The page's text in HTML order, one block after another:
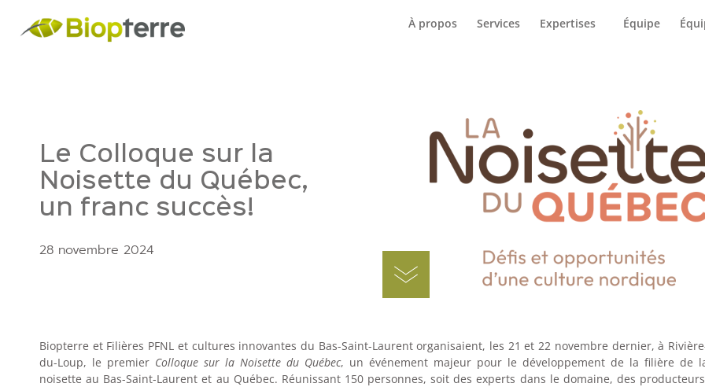
Accueil
À propos Services Expertises Équipe
Le Colloque sur la
Noisette du Québec,
un franc succès!
28 novembre 2024
Biopterre et Filières PFNL et cultures innovantes du Bas-Saint-Laurent organisaient, les 21 et 22 novembre dernier, à
du-Loup, le premier Colloque sur la Noisette du Québec, un événement majeur pour le développement de la filière de
noisette au Bas-Saint-Laurent et au Québec. Réunissant 150 personnes, soit des experts dans le domaine, des